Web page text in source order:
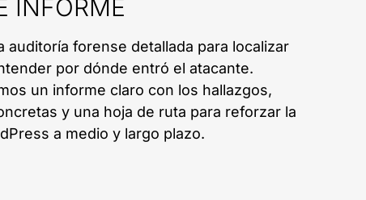
INFORME
auditoría forense detallada para localizar
por dónde entró el atacante.
un informe claro con los hallazgos,
y una hoja de ruta para reforzar la
a medio y largo plazo.